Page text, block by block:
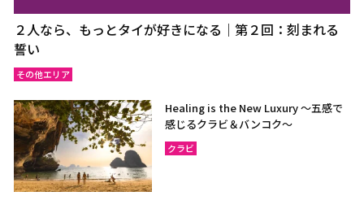
２人なら、もっとタイが好きになる｜第２回：刻まれる
誓い
その他エリア
Healing is the New Luxury ～五感で
感じるクラビ＆バンコク～
クラビ